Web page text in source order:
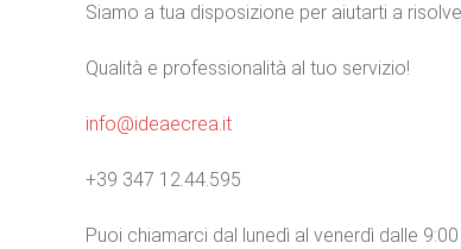
Siamo a tua disposizione per aiutarti a
Qualità e professionalità al tuo servizio!
info@ideaecrea.it
+39 347 12.44.595
Puoi chiamarci dal lunedì al venerdì dalle